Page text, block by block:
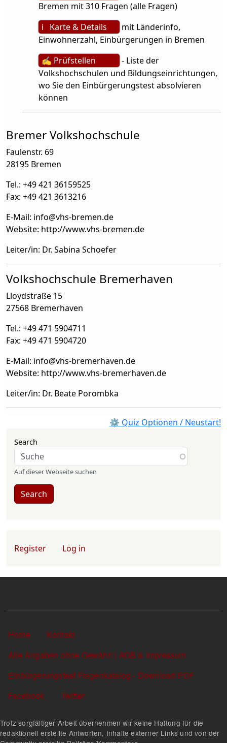
Bremen mit 310 Fragen (alle Fragen)
ℹ Karte & Details
mit Länderinfo,
Einwohnerzahl, Einbürgerungen in Bremen
✍ Prüfstellen
- Liste der
Volkshochschulen und Bildungseinrichtungen,
wo Sie den Einbürgerungstest absolvieren
können
Bremer Volkshochschule
Faulenstr. 69
28195 Bremen
Tel.: +49 421 36159525
Fax: +49 421 3613216
E-Mail: info@vhs-bremen.de
Website: http://www.vhs-bremen.de
Leiter/in: Dr. Sabina Schoefer
Volkshochschule Bremerhaven
Lloydstraße 15
27568 Bremerhaven
Tel.: +49 471 5904711
Fax: +49 471 5904720
E-Mail: info@vhs-bremerhaven.de
Website: http://www.vhs-bremerhaven.de
Leiter/in: Dr. Beate Porombka
⚙ Quiz Optionen / Neustart!
Search
Auf dieser Webseite suchen
Search
User account menu
Register Log in
Sekundärlinks
Home
Kontakt
Alle Angaben ohne Gewähr! | AGB & Impressum
Einbürgerungstest Fragenkatalog - Download PDF
Facebook
Twitter
Trotz sorgfältiger Arbeit übernehmen wir keine Haftung für die
redaktionell erstellte Antworten, Inhalte externer Links und von der